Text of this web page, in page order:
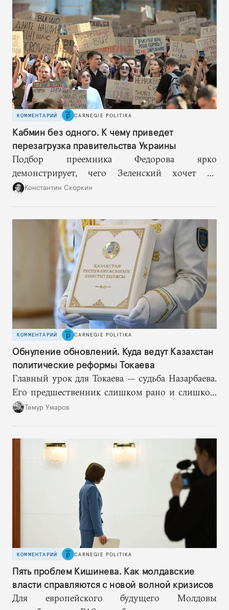
возможностей, на компетентность в принятии
решений и адекватное целеполагание.
КОММЕНТАРИЙ CARNEGIE POLITIKA
Кабмин без одного. К чему приведет
перезагрузка правительства Украины
Подбор преемника Федорова ярко
демонстрирует, чего Зеленский хочет от
высшего военного руководства: продолжить
Константин Скоркин
КОММЕНТАРИЙ CARNEGIE POLITIKA
Обнуление обновлений. Куда ведут Казахстан
политические реформы Токаева
Главный урок для Токаева — судьба Назарбаева.
Его предшественник слишком рано и слишком
подробно описал механизм собственного
отсутствии конкретного плана, по крайней мере
публичного.
Темур Умаров
КОММЕНТАРИЙ CARNEGIE POLITIKA
Пять проблем Кишинева. Как молдавские
власти справляются с новой волной кризисов
Для европейского будущего Молдовы